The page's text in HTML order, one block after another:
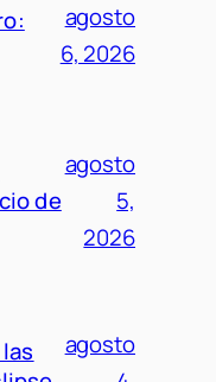
agosto
6, 2026
de
agosto
5,
2026
agosto